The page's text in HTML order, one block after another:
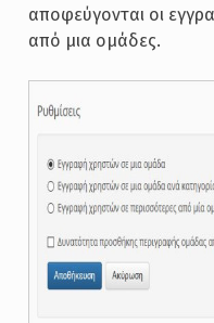
αποφεύγονται οι
από μια ομάδες.